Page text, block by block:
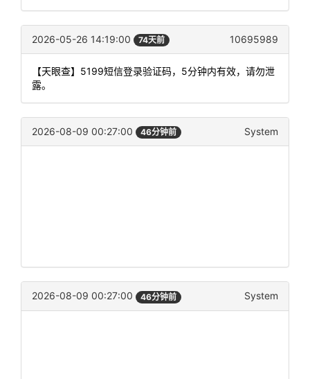
2026-05-26 14:19:00 74天前 10695989
【天眼查】5199短信登录验证码，5分钟内有效，请勿泄
露。
2026-08-09 00:27:00 46分钟前 System
2026-08-09 00:27:00 46分钟前 System